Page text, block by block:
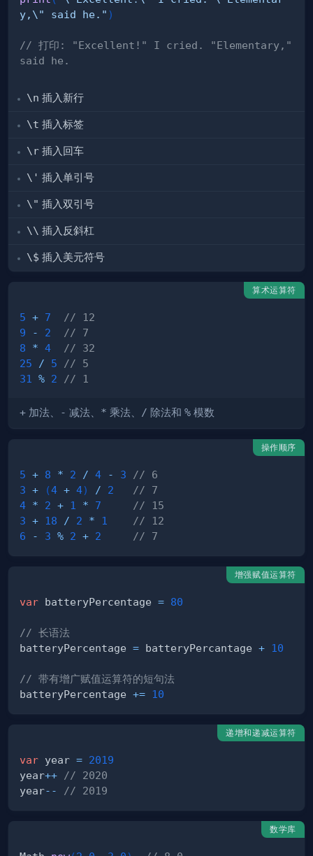
y,\" said he." )
// 打印: "Excellent!" I cried. "Elementary,"
said he.
\n 插入新行
\t 插入标签
\r 插入回车
\' 插入单引号
\" 插入双引号
\\ 插入反斜杠
\$ 插入美元符号
算术运算符
5 + 7
// 12
9
- 2
// 7
8
* 4
// 32
25
/ 5
// 5
31
% 2 // 1
+ 加法、 - 减法、 * 乘法、 / 除法和 % 模数
操作顺序
5 + 8 * 2 / 4 - 3
// 6
3 + (4 + 4) / 2
// 7
4 * 2 + 1 * 7
// 15
3 + 18 / 2 * 1
// 12
6
- 3 % 2 + 2 // 7
增强赋值运算符
var batteryPercentage = 80
// 长语法
batteryPercentage = batteryPercantage + 10
// 带有增广赋值运算符的短句法
batteryPercentage += 10
递增和递减运算符
var year = 2019
year++
// 2020
year-- // 2019
数学库